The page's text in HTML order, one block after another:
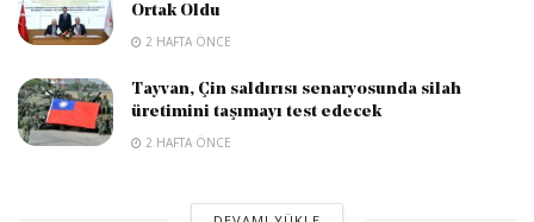
Ortak Oldu
2 HAFTA ÖNCE
Tayvan, Çin saldırısı senaryosunda silah
üretimini taşımayı test edecek
2 HAFTA ÖNCE